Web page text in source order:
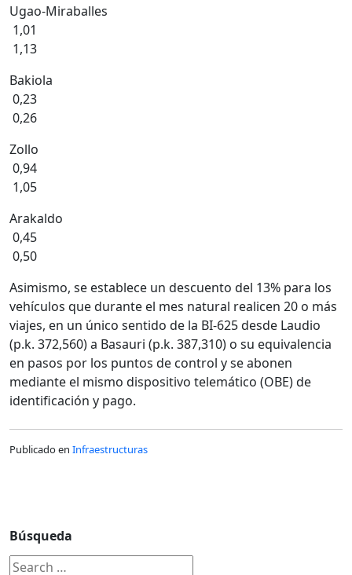
Ugao-Miraballes
1,01
1,13
Bakiola
0,23
0,26
Zollo
0,94
1,05
Arakaldo
0,45
0,50
Asimismo, se establece un descuento del 13% para los
vehículos que durante el mes natural realicen 20 o más
viajes, en un único sentido de la BI-625 desde Laudio
(p.k. 372,560) a Basauri (p.k. 387,310) o su equivalencia
en pasos por los puntos de control y se abonen
mediante el mismo dispositivo telemático (OBE) de
identificación y pago.
Publicado en Infraestructuras
Búsqueda